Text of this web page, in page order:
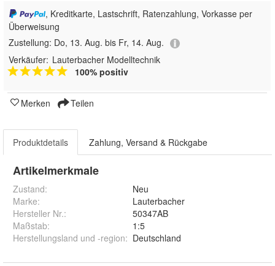
, Kreditkarte, Lastschrift, Ratenzahlung, Vorkasse per
Überweisung
Zustellung: Do, 13. Aug. bis Fr, 14. Aug.
Verkäufer: Lauterbacher Modelltechnik
100% positiv
Merken Teilen
Produktdetails Zahlung, Versand & Rückgabe
Artikelmerkmale
Zustand:
Neu
Marke:
Lauterbacher
Hersteller Nr.:
50347AB
Maßstab:
1:5
Herstellungsland und -region: Deutschland